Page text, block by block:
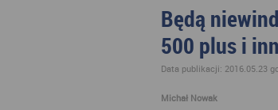
Będą
500 plus i
Data publikacji: 2016.05.23
Michał Nowak